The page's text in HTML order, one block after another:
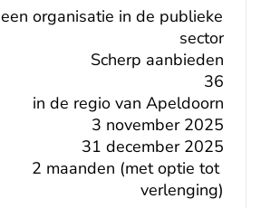
een organisatie in de publieke
sector
Scherp aanbieden
36
in de regio van Apeldoorn
2 maanden (met optie tot
verlenging)
31 december 2025
3 november 2025